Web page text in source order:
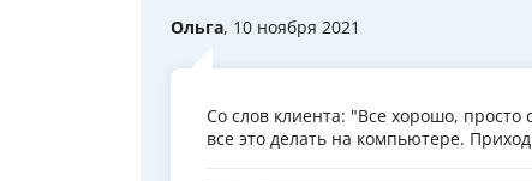
Ольга, 10 ноября 2021
Со слов клиента: "Все хорошо,
все это делать на компьютере.